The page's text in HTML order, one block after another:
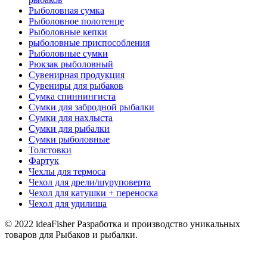
Рыболовная сумка
Рыболовное полотенце
Рыболовные кепки
рыболовные приспособления
Рыболовные сумки
Рюкзак рыболовный
Сувенирная продукция
Сувениры для рыбаков
Сумка спиннингиста
Сумки для забродной рыбалки
Сумки для нахлыста
Сумки для рыбалки
Сумки рыболовные
Толстовки
Фартук
Чехлы для термоса
Чехол для дрели/шуруповерта
Чехол для катушки + переноска
Чехол для удилища
© 2022 ideaFisher Разработка и производство уникальных
товаров для Рыбаков и рыбалки.